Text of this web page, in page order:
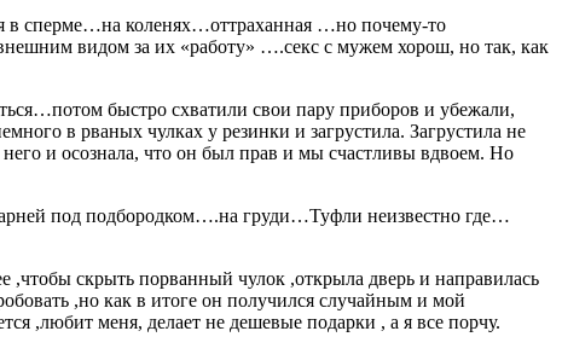
в сперме…на коленях…оттраханная …но почему-то
видом за их «работу» ….секс с мужем хорош, но так, как
быстро схватили свои пару приборов и убежали,
в рваных чулках у резинки и загрустила. Загрустила не
и осознала, что он был прав и мы счастливы вдвоем. Но
под подбородком….на груди…Туфли неизвестно где…
,чтобы скрыть порванный чулок ,открыла дверь и направилась
,но как в итоге он получился случайным и мой
,любит меня, делает не дешевые подарки , а я все порчу.